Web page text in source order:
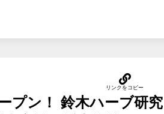
プン！ 鈴木ハーブ研究